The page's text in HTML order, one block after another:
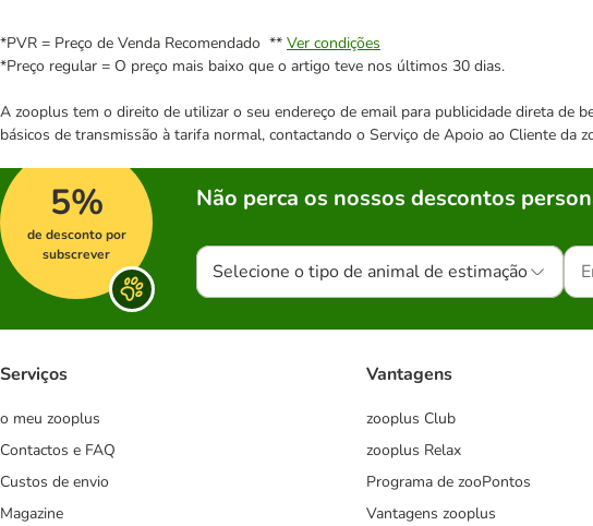
*PVR = Preço de Venda Recomendado ** Ver condições
*Preço regular = O preço mais baixo que o artigo teve nos últimos 30 dias.
A zooplus tem o direito de utilizar o seu endereço de email para publicidade direta
básicos de transmissão à tarifa normal, contactando o Serviço de Apoio ao Cliente da
5%
de desconto por
subscrever
Não perca os nossos descontos
Selecione o tipo de animal de estimação
Serviços
o meu zooplus
Contactos e FAQ
Custos de envio
Magazine
Vantagens
zooplus Club
zooplus Relax
Programa de zooPontos
Vantagens zooplus